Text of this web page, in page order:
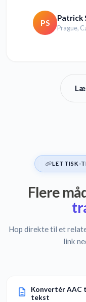
PS Patrick
Prague,
LETTISK-
Flere
Hop direkte til et
link
Konvertér AAC
tekst